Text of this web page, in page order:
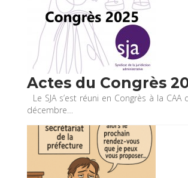
Actes du Congrès
Le SJA s’est réuni en Congrès à la CAA
décembre…